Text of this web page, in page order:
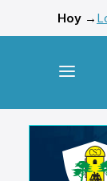
Hoy →